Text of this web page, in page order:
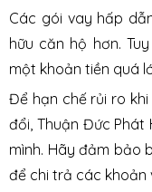
Các gói vay hấp
hữu căn hộ hơn.
một khoản tiền quá
Để hạn chế rủi ro
đổi, Thuận Đức Phát
mình. Hãy đảm bảo
để chi trả các khoản